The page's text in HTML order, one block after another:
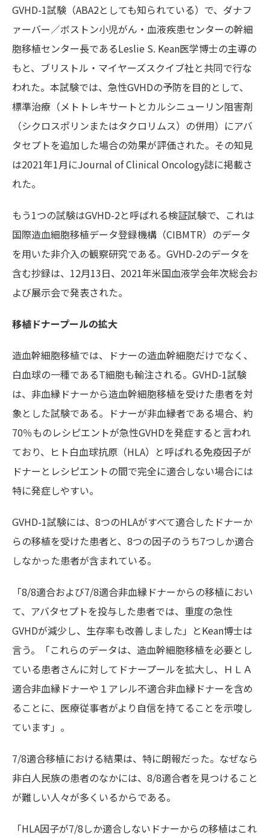
GVHD-1試験（ABA2としても知られている）で、ダナフ
ァーバー／ボストン小児がん・血液疾患センターの幹細
胞移植センター長であるLeslie S. Kean医学博士の主導の
もと、ブリストル・マイヤーズスクイブ社と共同で行な
われた。本試験では、急性GVHDの予防を目的として、
標準治療（メトトレキサートとカルシニューリン阻害剤
（シクロスポリンまたはタクロリムス）の併用）にアバ
タセプトを追加した場合の効果が評価された。その知見
は2021年1月にJournal of Clinical Oncology誌に掲載さ
れた。
もう1つの試験はGVHD-2と呼ばれる検証試験で、これは
国際造血細胞移植データ登録機構（CIBMTR）のデータ
を用いた非介入の観察研究である。GVHD-2のデータを
含む抄録は、12月13日、2021年米国血液学会年次総会お
よび展示会で発表された。
移植ドナープールの拡大
造血幹細胞移植では、ドナーの造血幹細胞だけでなく、
白血球の一種であるT細胞も輸注される。GVHD-1試験
は、非血縁ドナーから造血幹細胞移植を受けた患者を対
象とした試験である。ドナーが非血縁者である場合、約
70％ものレシピエントが急性GVHDを発症すると言われ
ており、ヒト白血球抗原（HLA）と呼ばれる免疫因子が
ドナーとレシピエントの間で完全に適合しない場合には
特に発症しやすい。
GVHD-1試験には、8つのHLAがすべて適合したドナーか
らの移植を受けた患者と、8つの因子のうち7つしか適合
しなかった患者が含まれている。
「8/8適合および7/8適合非血縁ドナーからの移植におい
て、アバタセプトを投与した患者では、重度の急性
GVHDが減少し、生存率も改善しました」とKean博士は
言う。「これらのデータは、造血幹細胞移植を必要とし
ている患者さんに対してドナープールを拡大し、ＨＬＡ
適合非血縁ドナーや１アレル不適合非血縁ドナーを含め
ることに、医療従事者がより自信を持てることを示唆し
ています」。
7/8適合移植における結果は、特に朗報だった。なぜなら
非白人民族の患者のなかには、8/8適合者を見つけること
が難しい人々が多くいるからである。
「HLA因子が7/8しか適合しないドナーからの移植はこれ